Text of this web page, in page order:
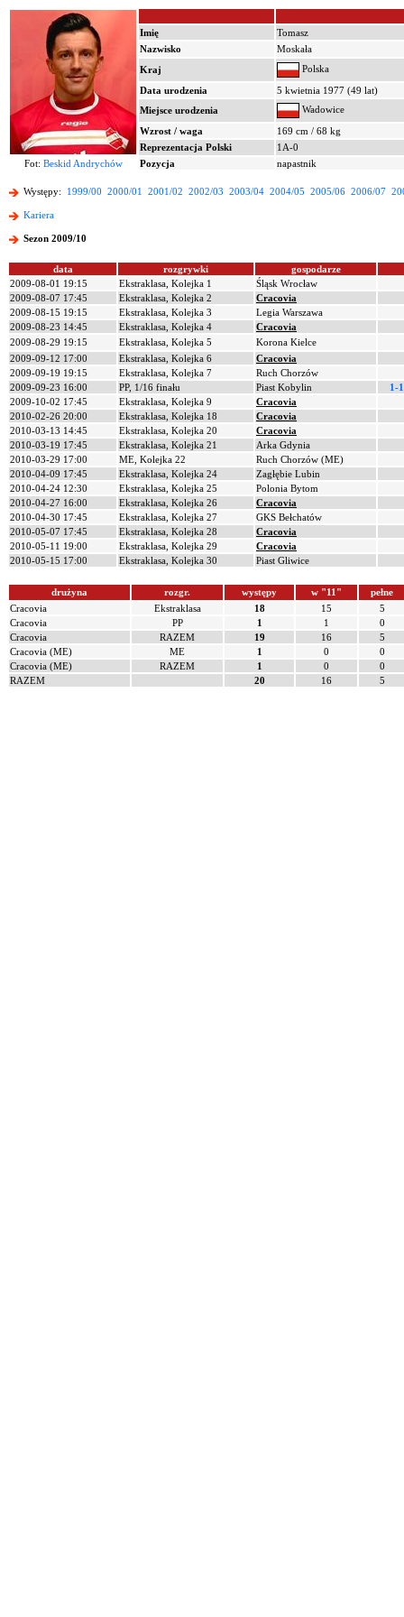
Imię
Tomasz
Nazwisko
Moskała
Kraj
Polska
Data urodzenia
5 kwietnia 1977 (49 lat)
Miejsce urodzenia
Wadowice
Wzrost / waga
169 cm / 68 kg
Reprezentacja Polski
1A-0
Fot: Beskid Andrychów Pozycja napastnik
Występy: 1999/00 2000/01 2001/02 2002/03 2003/04 2004/05 2005/06 2006/07
Kariera
Sezon 2009/10
data rozgrywki
gospodarze
2009-08-01 19:15
Ekstraklasa, Kolejka 1
Śląsk Wrocław
2009-08-07 17:45
Ekstraklasa, Kolejka 2
Cracovia
2009-08-15 19:15
Ekstraklasa, Kolejka 3
Legia Warszawa
2009-08-23 14:45
Ekstraklasa, Kolejka 4
Cracovia
2009-08-29 19:15
Ekstraklasa, Kolejka 5
Korona Kielce
2009-09-12 17:00
Ekstraklasa, Kolejka 6
Cracovia
2009-09-19 19:15
Ekstraklasa, Kolejka 7
Ruch Chorzów
2009-09-23 16:00
PP, 1/16 finału Piast Kobylin
1-
2009-10-02 17:45
Ekstraklasa, Kolejka 9
Cracovia
2010-02-26 20:00
Ekstraklasa, Kolejka 18
Cracovia
2010-03-13 14:45
Ekstraklasa, Kolejka 20
Cracovia
2010-03-19 17:45
Ekstraklasa, Kolejka 21
Arka Gdynia
2010-03-29 17:00
ME, Kolejka 22
Ruch Chorzów (ME)
2010-04-09 17:45
Ekstraklasa, Kolejka 24
Zagłębie Lubin
2010-04-24 12:30
Ekstraklasa, Kolejka 25
Polonia Bytom
2010-04-27 16:00
Ekstraklasa, Kolejka 26
Cracovia
2010-04-30 17:45
Ekstraklasa, Kolejka 27
GKS Bełchatów
2010-05-07 17:45
Ekstraklasa, Kolejka 28
Cracovia
2010-05-11 19:00
Ekstraklasa, Kolejka 29
Cracovia
2010-05-15 17:00
Ekstraklasa, Kolejka 30 Piast Gliwice
drużyna rozgr. występy w "11"
pełne
Cracovia
Ekstraklasa 18 15
5
Cracovia
PP 1 1
0
Cracovia
RAZEM 19 16
5
Cracovia (ME)
ME 1 0
0
Cracovia (ME)
RAZEM 1 0
0
RAZEM
20 16 5